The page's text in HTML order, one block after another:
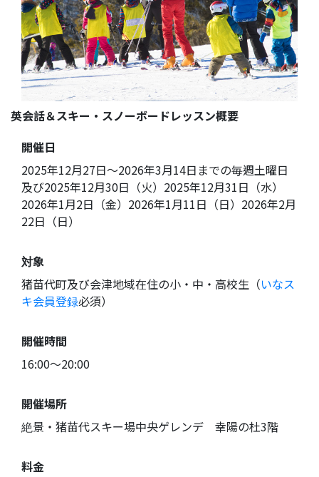
英会話＆スキー・スノーボードレッスン概要
開催日
2025年12月27日〜2026年3月14日までの毎週土曜日
及び2025年12月30日（火）2025年12月31日（水）
2026年1月2日（金）2026年1月11日（日）2026年2月
22日（日）
対象
猪苗代町及び会津地域在住の小・中・高校生（いなス
キ会員登録必須）
開催時間
16:00〜20:00
開催場所
絶景・猪苗代スキー場中央ゲレンデ 幸陽の杜3階
料金